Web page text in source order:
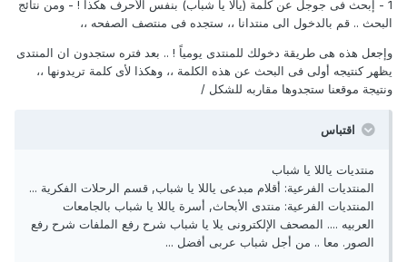
1 - إبحث فى جوجل عن كلمة (يالا يا شباب) بنفس الأحرف هكذا ! - ومن نتائج
البحث .. قم بالدخول الى منتدانا ،، ستجده فى منتصف الصفحه ،،
وإجعل هذه هى طريقة دخولك للمنتدى يومياً ! .. بعد فتره ستجدون ان المنتدى
يظهر كنتيجه أولى فى البحث عن هذه الكلمة ،، وهكذا لأى كلمة تريدونها ،،
ونتيجة موقعنا ستجدوها مقاربه للشكل /
اقتباس
منتديات ياللا يا شباب
المنتديات الفرعية: أقلام مبدعى ياللا يا شباب, قسم الرحلات الفكرية ...
المنتديات الفرعية: منتدى الأبحاث, أسرة ياللا يا شباب بالجامعات
العربيه .... المصحف الإلكترونى يلا يا شباب شرح رفع الملفات شرح رفع
الصور. معا .. من أجل شباب عربى أفضل ...